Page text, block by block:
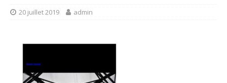
20 juillet 2019 admin